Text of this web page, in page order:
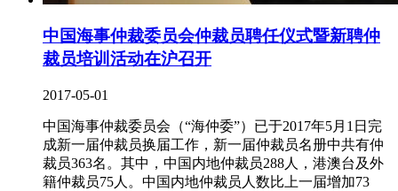
中国海事仲裁委员会仲裁员聘任仪式暨新聘仲
裁员培训活动在沪召开
2017-05-01
中国海事仲裁委员会（“海仲委”）已于2017年5月1日完
成新一届仲裁员换届工作，新一届仲裁员名册中共有仲
裁员363名。其中，中国内地仲裁员288人，港澳台及外
籍仲裁员75人。中国内地仲裁员人数比上一届增加73